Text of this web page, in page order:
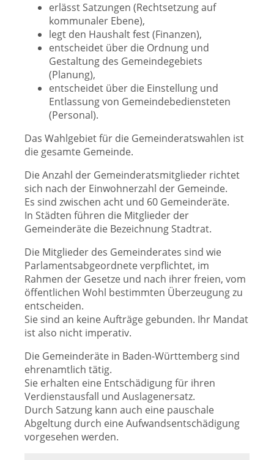
erlässt Satzungen (Rechtsetzung auf
kommunaler Ebene),
legt den Haushalt fest (Finanzen),
entscheidet über die Ordnung und
Gestaltung des Gemeindegebiets
(Planung),
entscheidet über die Einstellung und
Entlassung von Gemeindebediensteten
(Personal).
Das Wahlgebiet für die Gemeinderatswahlen ist
die gesamte Gemeinde.
Die Anzahl der Gemeinderatsmitglieder richtet
sich nach der Einwohnerzahl der Gemeinde.
Es sind zwischen acht und 60 Gemeinderäte.
In Städten führen die Mitglieder der
Gemeinderäte die Bezeichnung Stadtrat.
Die Mitglieder des Gemeinderates sind wie
Parlamentsabgeordnete verpflichtet, im
Rahmen der Gesetze und nach ihrer freien, vom
öffentlichen Wohl bestimmten Überzeugung zu
entscheiden.
Sie sind an keine Aufträge gebunden. Ihr Mandat
ist also nicht imperativ.
Die Gemeinderäte in Baden-Württemberg sind
ehrenamtlich tätig.
Sie erhalten eine Entschädigung für ihren
Verdienstausfall und Auslagenersatz.
Durch Satzung kann auch eine pauschale
Abgeltung durch eine Aufwandsentschädigung
vorgesehen werden.